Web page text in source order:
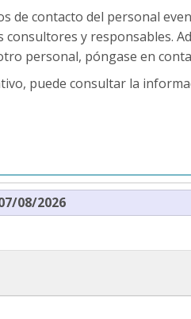
de contacto del personal
consultores y responsables.
personal, póngase en
puede consultar la
08/2026